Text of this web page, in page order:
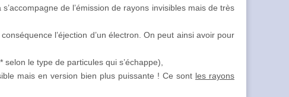
de l’émission de rayons invisibles mais de très
l’éjection d’un électron. On peut ainsi avoir pour
* selon le type de particules qui s’échappe),
mais en version bien plus puissante ! Ce sont les rayons